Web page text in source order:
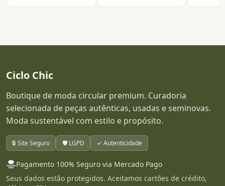
Ciclo Chic
Boutique de moda circular premium. Curadoria
selecionada de peças autênticas, usadas e seminovas.
Moda sustentável com estilo e propósito.
🔒 Site Seguro 🛡️ LGPD ✓ Autenticidade
Pagamento 100% Seguro via Mercado Pago
Seus dados estão protegidos. Aceitamos cartões de crédito,